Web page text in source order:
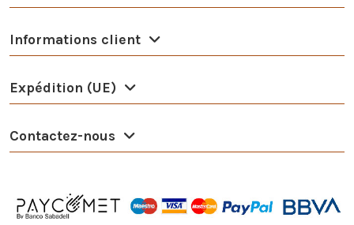
Informations client
Expédition (UE)
Contactez-nous